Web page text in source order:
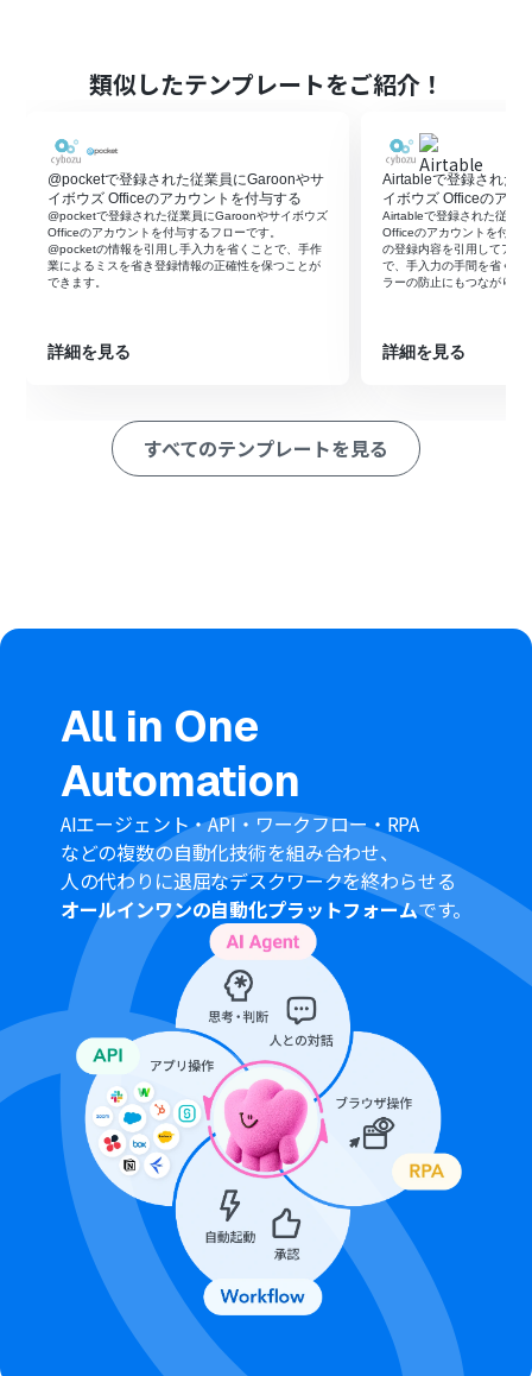
は、情報の透明性を低下させる可能性があります。
このテンプレートを使用すると、サスケWorksに従業員が登録
されたら自動でcybozu.com共通管理へのアカウント登録と選択
したアプリの更新を行うため、手入力の手間を省きます。
手入力を省き登録を引用した情報で行うことで、ヒューマンエ
ラーのリスクを削減し情報の正確性を保つことができます。
今まで手入力にかかっていた時間を重要な業務に充てることが
できるため、業務進行を円滑にし生産性向上につながります。
■注意事項
類似したテンプレートをご紹介！
@pocketで登録された従業員にGaroonやサ
イボウズ Officeのアカウントを付与する
@pocketで登録された従業員にGaroonやサイボウズ
Officeのアカウントを付与するフローです。
@pocketの情報を引用し手入力を省くことで、手作
業によるミスを省き登録情報の正確性を保つことが
できます。
詳細を見る
Airtableで登録された
イボウズ Officeのアカ
Airtableで登録された従業
Officeのアカウントを付与
の登録内容を引用してアカ
で、手入力の手間を省くだ
ラーの防止にもつながりま
詳細を見る
すべてのテンプレートを見る
All in One
Automation
AIエージェント・API・ワークフロー・RPA
などの複数の自動化技術を組み合わせ、
人の代わりに退屈なデスクワークを終わらせる
オールインワンの自動化プラットフォームです。